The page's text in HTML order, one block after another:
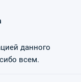
данного
всем.